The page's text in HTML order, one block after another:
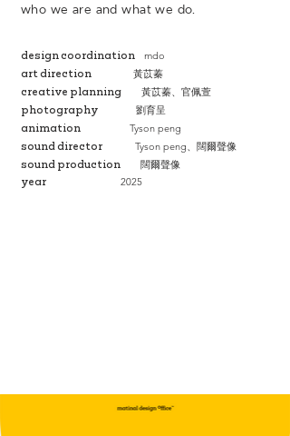
who we are and what we do.
design coordination mdo
art direction 黃苡蓁
creative planning 黃苡蓁、 官佩萱
photography 劉育呈
animation Tyson peng
sound director Tyson peng、闊爾聲像
sound production 闊爾聲像
year 2025